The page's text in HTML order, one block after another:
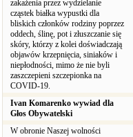
zakażenia przez wydzielanie
cząstek białka wypustki dla
bliskich członków rodziny poprzez
oddech, ślinę, pot i złuszczanie się
skóry, którzy z kolei doświadczają
objawów krzepnięcia, siniaków i
niepłodności, mimo że nie byli
zaszczepieni szczepionka na
COVID-19.
Ivan Komarenko wywiad dla
Głos Obywatelski
W obronie Naszej wolności